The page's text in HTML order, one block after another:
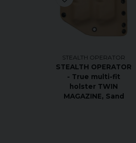
STEALTH OPERATOR
STEALTH OPERATOR
- True multi-fit
holster TWIN
MAGAZINE, Sand